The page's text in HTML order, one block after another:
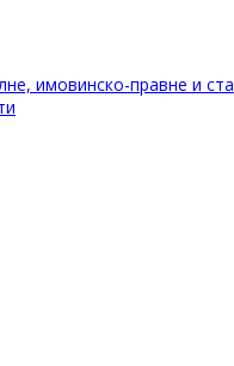
имовинско-правне и